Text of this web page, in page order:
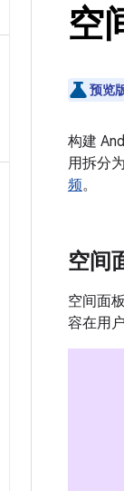
空
预览
构建
用拆分为
频。
空间
空间面
容在用